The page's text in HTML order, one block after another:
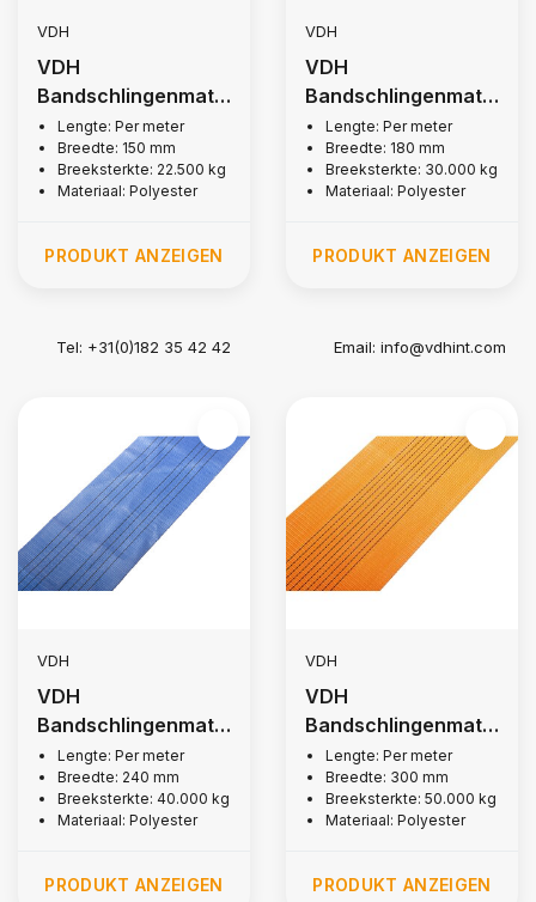
VDH
VDH
Bandschlingenmate
rial 150mm, 22.500
kg
Lengte: Per meter
Breedte: 150 mm
Breeksterkte: 22.500 kg
Materiaal: Polyester
PRODUKT ANZEIGEN
VDH
VDH
Bandschlingenmate
rial 180mm, 30.000
kg
Lengte: Per meter
Breedte: 180 mm
Breeksterkte: 30.000 kg
Materiaal: Polyester
PRODUKT ANZEIGEN
Tel: +31(0)182 35 42 42 Email:info@vdhint.com
VDH
VDH
Bandschlingenmate
rial 240mm, 40.000
kg
Lengte: Per meter
Breedte: 240 mm
Breeksterkte: 40.000 kg
Materiaal: Polyester
PRODUKT ANZEIGEN
VDH
VDH
Bandschlingenmate
rial 300mm, 50.000
kg
Lengte: Per meter
Breedte: 300 mm
Breeksterkte: 50.000 kg
Materiaal: Polyester
PRODUKT ANZEIGEN